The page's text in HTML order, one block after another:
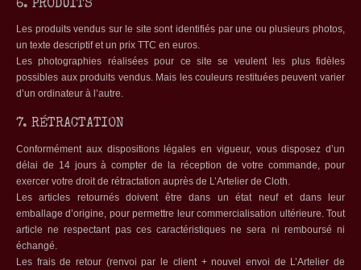
6. PRODUITS
Les produits vendus sur le site sont identifiés par une ou plusieurs photos,
un texte descriptif et un prix TTC en euros.
Les photographies réalisées pour ce site se veulent les plus fidèles
possibles aux produits vendus. Mais les couleurs restituées peuvent varier
d’un ordinateur à l’autre.
7. RÉTRACTATION
Conformément aux dispositions légales en vigueur, vous disposez d’un
délai de 14 jours à compter de la réception de votre commande, pour
exercer votre droit de rétractation auprès de L’Artelier de Cloth.
Les articles retournés doivent être dans un état neuf et dans leur
emballage d’origine, pour permettre leur commercialisation ultérieure. Tout
article ne respectant pas ces caractéristiques ne sera ni remboursé ni
échangé.
Les frais de retour (renvoi par le client + nouvel envoi de L’Artelier de